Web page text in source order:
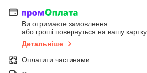
Ви отримаєте замовлення
або гроші повернуться на вашу картку
Детальніше
Оплатити частинами